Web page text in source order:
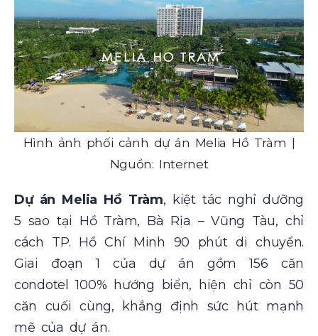
Hình ảnh phối cảnh dự án Melia Hồ Tràm |
Nguồn: Internet
Dự án Melia Hồ Tràm, kiệt tác nghỉ dưỡng
5 sao tại Hồ Tràm, Bà Rịa – Vũng Tàu, chỉ
cách TP. Hồ Chí Minh 90 phút di chuyển.
Giai đoạn 1 của dự án gồm 156 căn
condotel 100% hướng biển, hiện chỉ còn 50
căn cuối cùng, khẳng định sức hút mạnh
mẽ của dự án.